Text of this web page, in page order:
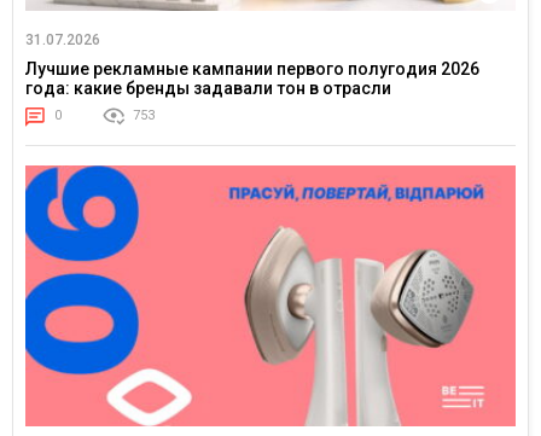
31.07.2026
Лучшие рекламные кампании первого полугодия 2026
года: какие бренды задавали тон в отрасли
0 753